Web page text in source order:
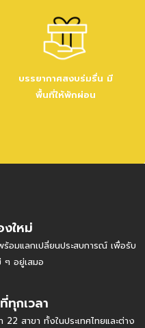
ให้คำปรึกษาและความช่วย
เหลือด้าน การออกแบบระบบ
บรรยากาศสงบร่มรื่น มี
พื้นที่ให้พักผ่อน
ใหม่
ร้อมแลกเปลี่ยนประสบการณ์ เพื่อรับ
ๆ อยู่เสมอ
ทุกเวลา
สาขา ทั้งในประเทศไทยและต่าง